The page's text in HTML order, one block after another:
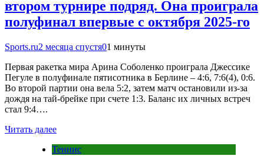
втором турнире подряд. Она проиграла
полуфинал впервые с октября 2025-го
Sports.ru2 месяца спустя01 минуты
Первая ракетка мира Арина Соболенко проиграла Джессике
Пегуле в полуфинале пятисотника в Берлине – 4:6, 7:6(4), 0:6.
Во второй партии она вела 5:2, затем матч остановили из-за
дождя на тай-брейке при счете 1:3. Баланс их личных встреч
стал 9:4….
Читать далее
Теннис